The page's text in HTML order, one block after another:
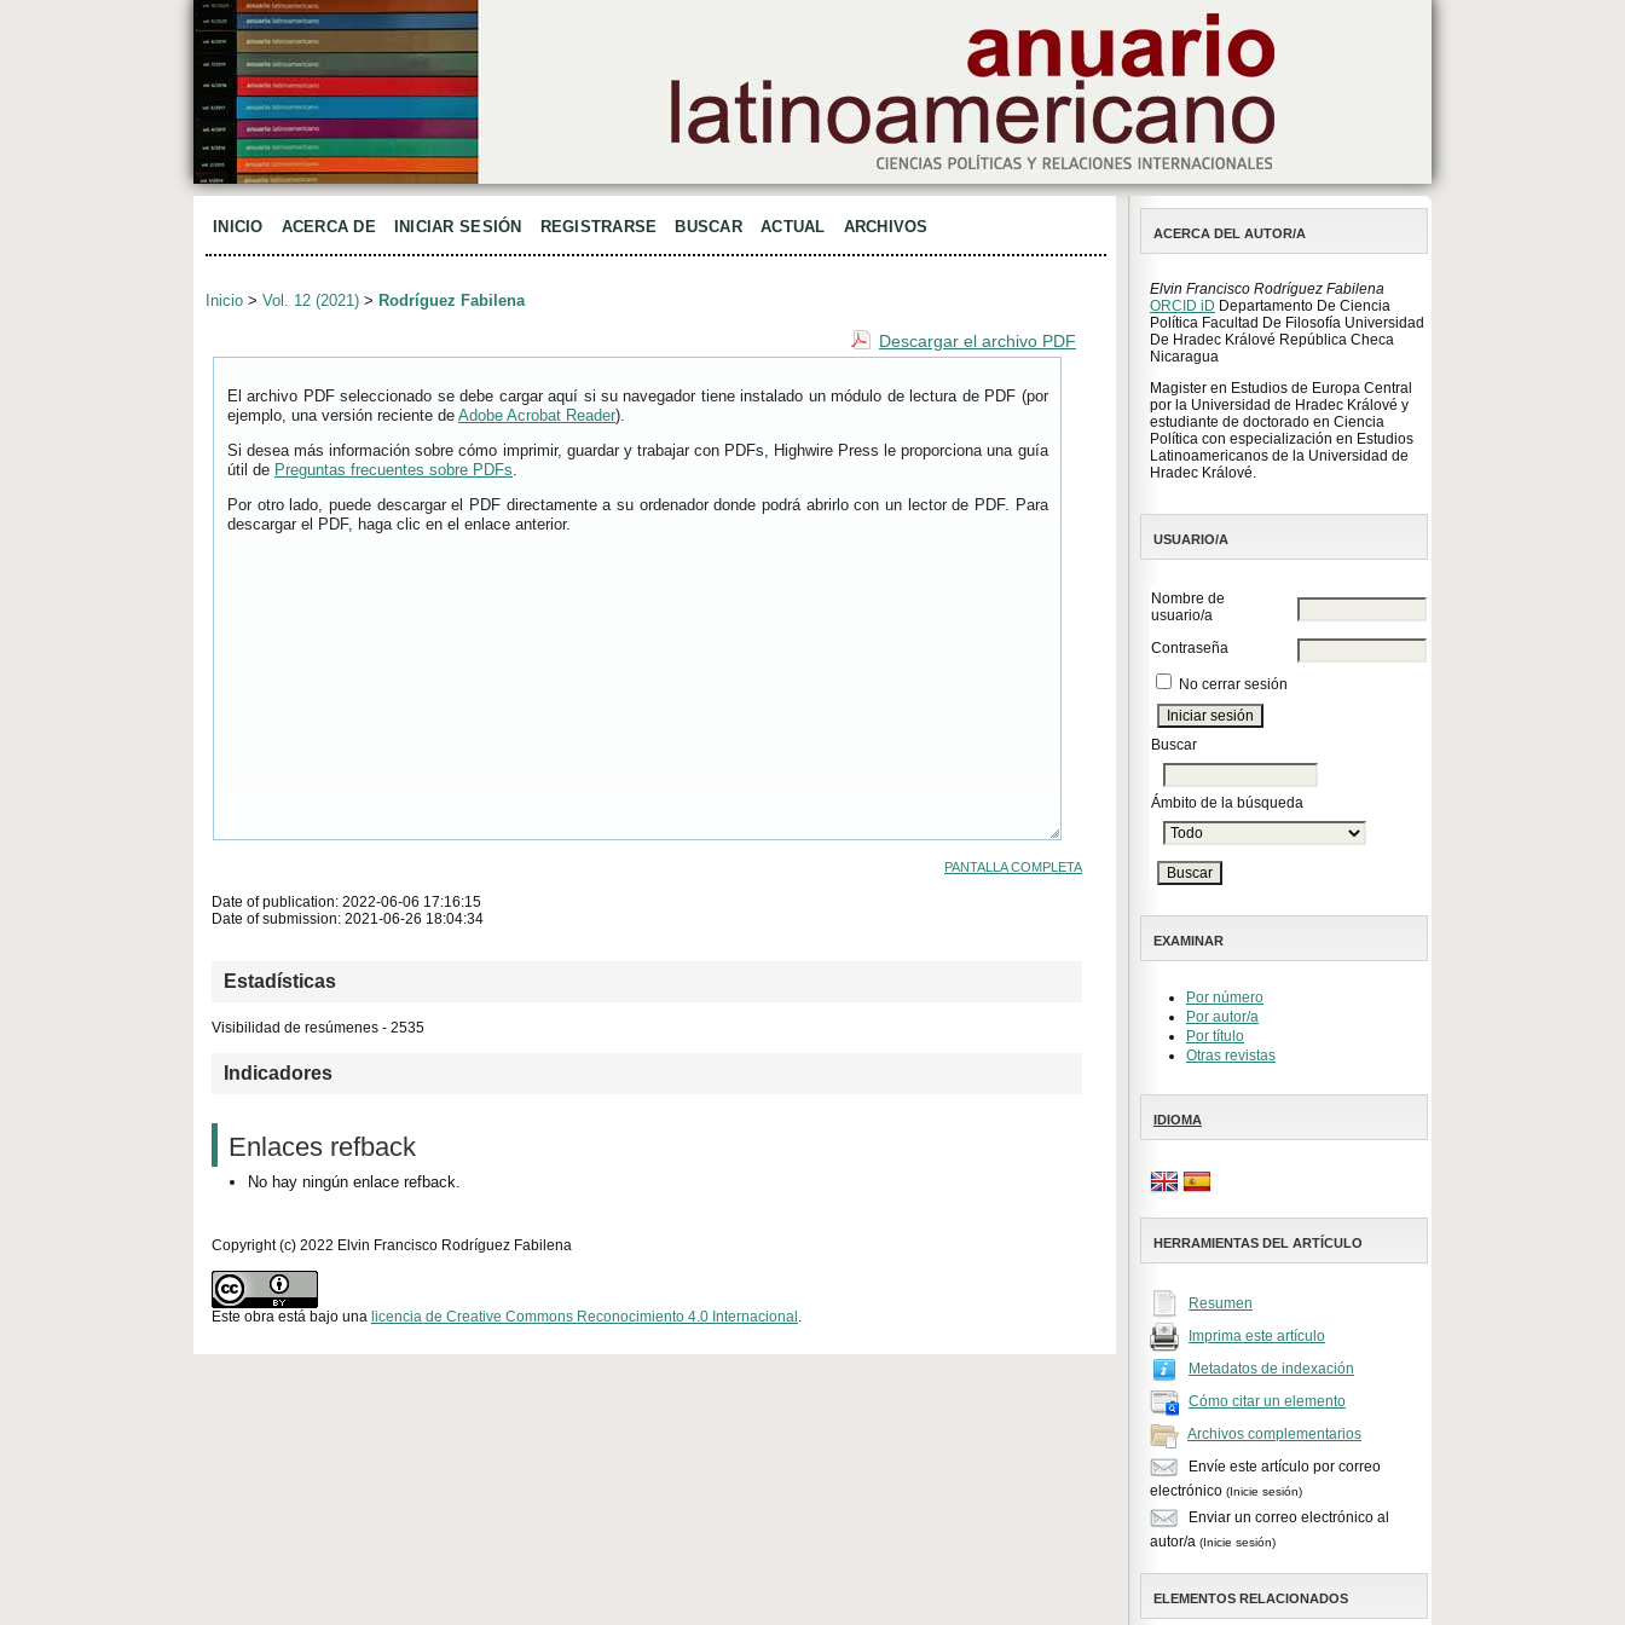
ACERCA DEL AUTOR/A
Elvin Francisco Rodríguez Fabilena
ORCID iD Departamento De Ciencia
Política Facultad De Filosofía Universidad
De Hradec Králové República Checa
Nicaragua
Magister en Estudios de Europa Central
por la Universidad de Hradec Králové y
estudiante de doctorado en Ciencia
Política con especialización en Estudios
Latinoamericanos de la Universidad de
Hradec Králové.
USUARIO/A
Nombre de
usuario/a
Contraseña
No cerrar sesión
Buscar
Ámbito de la búsqueda
EXAMINAR
Por número
Por autor/a
Por título
Otras revistas
IDIOMA
HERRAMIENTAS DEL ARTÍCULO
Resumen
Imprima este artículo
Metadatos de indexación
Cómo citar un elemento
Archivos complementarios
Envíe este artículo por correo
electrónico (Inicie sesión)
Enviar un correo electrónico al
autor/a (Inicie sesión)
ELEMENTOS RELACIONADOS
INICIO ACERCA DE INICIAR SESIÓN REGISTRARSE BUSCAR ACTUAL ARCHIVOS
Inicio > Vol. 12 (2021) > Rodríguez Fabilena
Descargar el archivo PDF
El archivo PDF seleccionado se debe cargar aquí si su navegador tiene instalado un módulo de lectura de PDF (por
ejemplo, una versión reciente de Adobe Acrobat Reader).
Si desea más información sobre cómo imprimir, guardar y trabajar con PDFs, Highwire Press le proporciona una guía
útil de Preguntas frecuentes sobre PDFs.
Por otro lado, puede descargar el PDF directamente a su ordenador donde podrá abrirlo con un lector de PDF. Para
descargar el PDF, haga clic en el enlace anterior.
PANTALLA COMPLETA
Date of publication: 2022-06-06 17:16:15
Date of submission: 2021-06-26 18:04:34
Estadísticas
Visibilidad de resúmenes - 2535
Indicadores
Enlaces refback
No hay ningún enlace refback.
Copyright (c) 2022 Elvin Francisco Rodríguez Fabilena
Este obra está bajo una licencia de Creative Commons Reconocimiento 4.0 Internacional .